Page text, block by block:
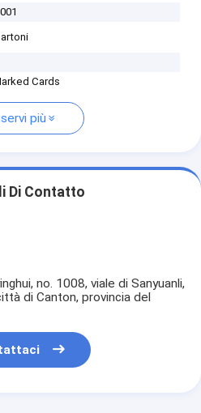
Cards
più
Di Contatto
no. 1008, viale di Sanyuanli,
di Canton, provincia del